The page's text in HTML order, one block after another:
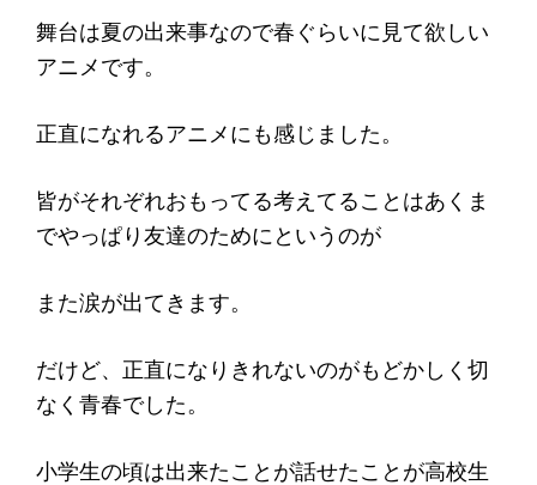
舞台は夏の出来事なので春ぐらいに見て欲しい
アニメです。
正直になれるアニメにも感じました。
皆がそれぞれおもってる考えてることはあくま
でやっぱり友達のためにというのが
また涙が出てきます。
だけど、正直になりきれないのがもどかしく切
なく青春でした。
小学生の頃は出来たことが話せたことが高校生